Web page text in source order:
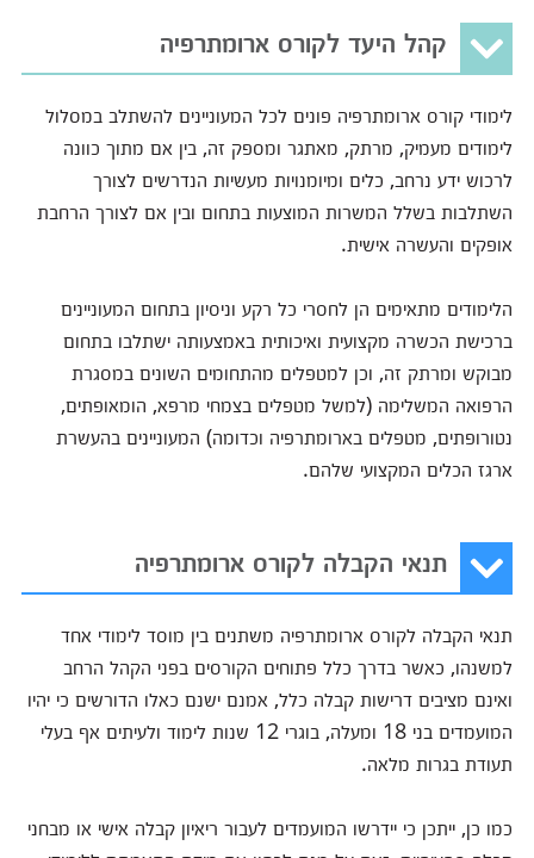
קהל היעד לקורס ארומתרפיה
לימודי קורס ארומתרפיה פונים לכל המעוניינים להשתלב במסלול
לימודים מעמיק, מרתק, מאתגר ומספק זה, בין אם מתוך כוונה
לרכוש ידע נרחב, כלים ומיומנויות מעשיות הנדרשים לצורך
השתלבות בשלל המשרות המוצעות בתחום ובין אם לצורך הרחבת
אופקים והעשרה אישית.
הלימודים מתאימים הן לחסרי כל רקע וניסיון בתחום המעוניינים
ברכישת הכשרה מקצועית ואיכותית באמצעותה ישתלבו בתחום
מבוקש ומרתק זה, וכן למטפלים מהתחומים השונים במסגרת
הרפואה המשלימה (למשל מטפלים בצמחי מרפא, הומאופתים,
נטורופתים, מטפלים בארומתרפיה וכדומה) המעוניינים בהעשרת
ארגז הכלים המקצועי שלהם.
תנאי הקבלה לקורס ארומתרפיה
תנאי הקבלה לקורס ארומתרפיה משתנים בין מוסד לימודי אחד
למשנהו, כאשר בדרך כלל פתוחים הקורסים בפני הקהל הרחב
ואינם מציבים דרישות קבלה כלל, אמנם ישנם כאלו הדורשים כי יהיו
המועמדים בני 18 ומעלה, בוגרי 12 שנות לימוד ולעיתים אף בעלי
תעודת בגרות מלאה.
כמו כן, ייתכן כי יידרשו המועמדים לעבור ריאיון קבלה אישי או מבחני